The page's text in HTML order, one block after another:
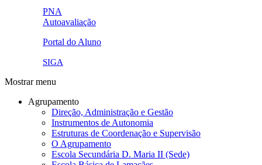
ue.png.png
pna.png
PNA
eye-42848_640.png
Autoavaliação
link4.png
Portal do Aluno
SIGA
Mostrar menu
Agrupamento
Direção, Administração e Gestão
Instrumentos de Autonomia
Estruturas de Coordenação e Supervisão
O Agrupamento
Escola Secundária D. Maria II (Sede)